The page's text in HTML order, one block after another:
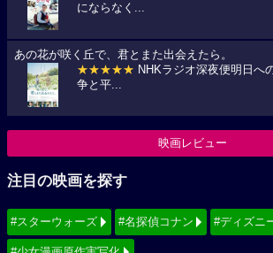
にならなく...
あの花が咲く丘で、君とまた出会えたら。
★★★★★ NHKラジオ深夜便明日へ
争と平...
映画レビュー
注目の映画を探す
#スターウォーズ #名探偵コナン #ディズニ